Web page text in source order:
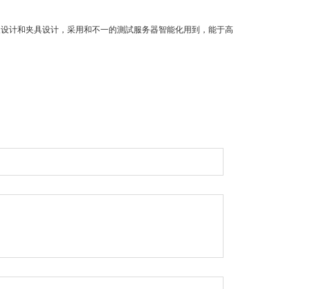
计和夹具设计，采用和不一的測試服务器智能化用到，能于高